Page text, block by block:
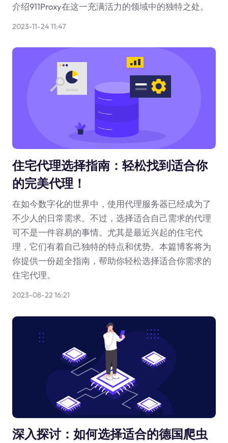
介绍911Proxy在这一充满活力的领域中的独特之处。
2023-11-24 11:47
住宅代理选择指南：轻松找到适合你
的完美代理！
在如今数字化的世界中，使用代理服务器已经成为了
不少人的日常需求。不过，选择适合自己需求的代理
可不是一件容易的事情。尤其是最近兴起的住宅代
理，它们有着自己独特的特点和优势。本篇博客将为
你提供一份超全指南，帮助你轻松选择适合你需求的
住宅代理。
2023-08-22 16:21
深入探讨：如何选择适合的德国爬虫